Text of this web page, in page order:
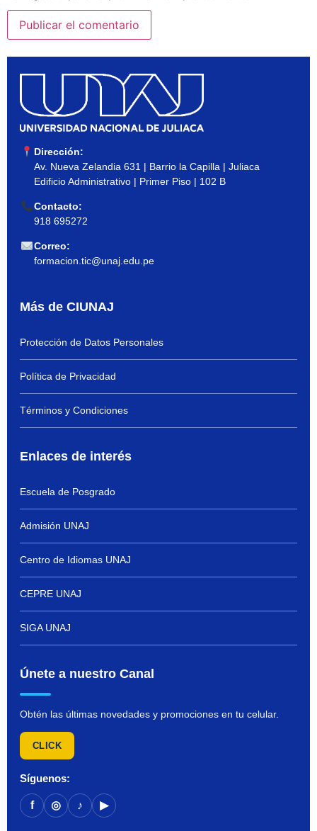
Dirección:
Av. Nueva Zelandia 631 | Barrio la Capilla | Juliaca
Edificio Administrativo | Primer Piso | 102 B
Contacto:
918 695272
Correo:
formacion.tic@unaj.edu.pe
Más de CIUNAJ
Protección de Datos Personales
Política de Privacidad
Términos y Condiciones
Enlaces de interés
Escuela de Posgrado
Admisión UNAJ
Centro de Idiomas UNAJ
CEPRE UNAJ
SIGA UNAJ
Únete a nuestro Canal
Obtén las últimas novedades y promociones en tu celular.
CLICK
Síguenos:
f ◎ ♪ ▶